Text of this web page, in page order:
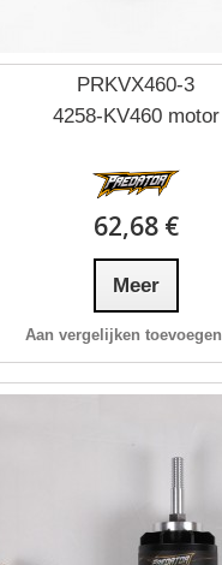
PRKVX460-3
4258-KV460 motor
62,68 €
Meer
Aan vergelijken toevoegen